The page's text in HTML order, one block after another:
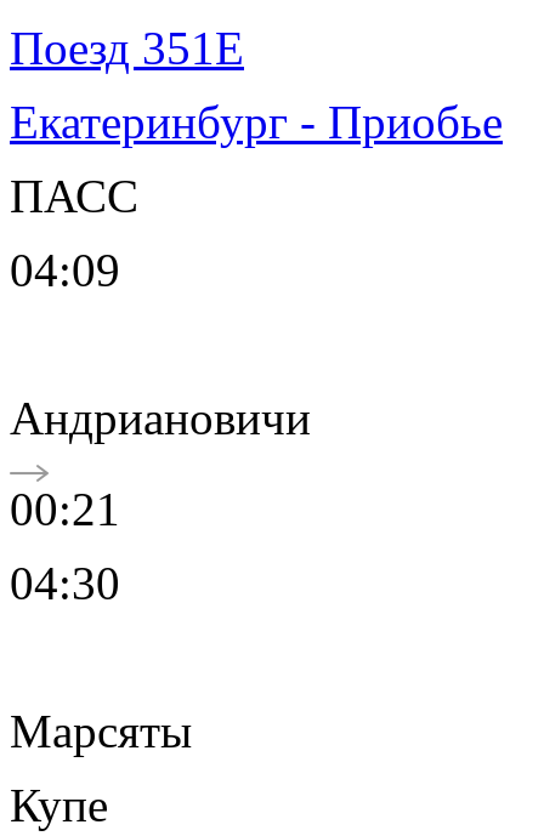
Поезд 351Е
Екатеринбург - Приобье
ПАСС
04:09
Андриановичи
00:21
04:30
Марсяты
Купе